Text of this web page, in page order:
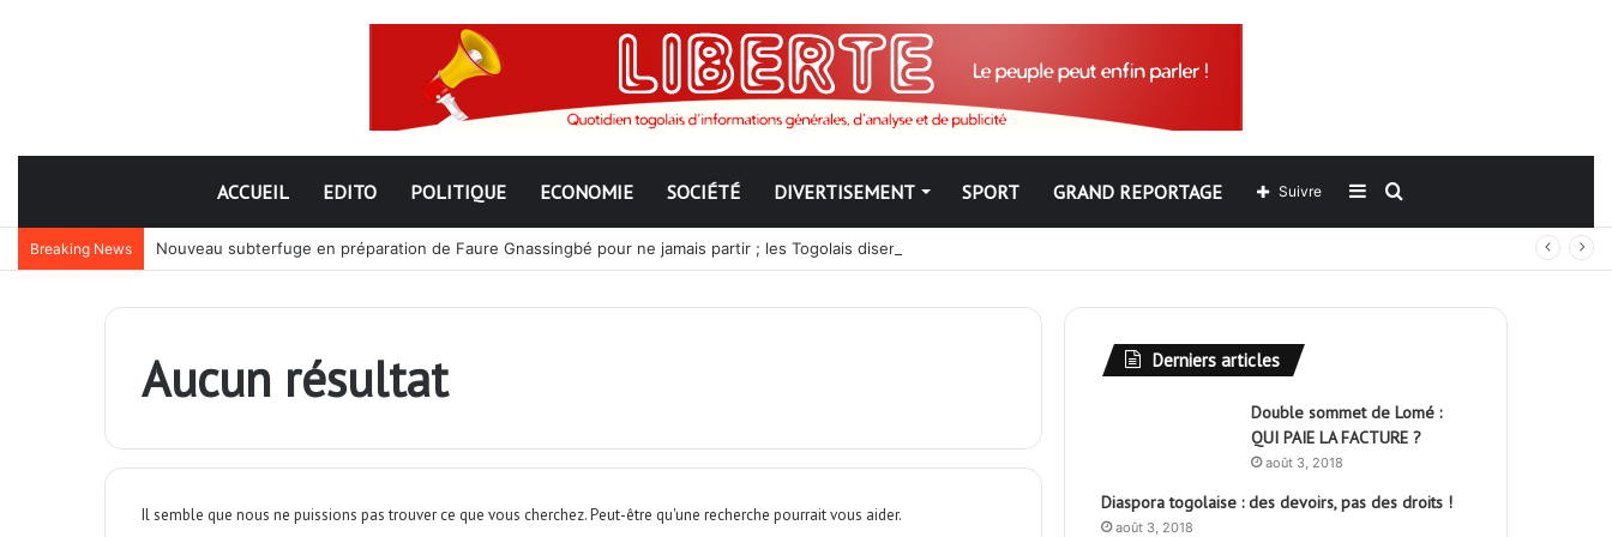
ACCUEIL EDITO POLITIQUE ECONOMIE SOCIÉTÉ DIVERTISEMENT SPORT GRAND REPORTAGE Rechercher
Sidebar
(barre
Suivre
Breaking News Nouveau subterfuge en préparation de Faure Gnassingbé pour ne jamais partir ; les Togolais disent non et sont vent debout
Aucun résultat
Il semble que nous ne puissions pas trouver ce que vous cherchez. Peut-être qu'une recherche pourrait vous aider.
Derniers articles
Double sommet de Lomé :
QUI PAIE LA FACTURE ?
août 3, 2018
Diaspora togolaise : des devoirs, pas des droits !
août 3, 2018